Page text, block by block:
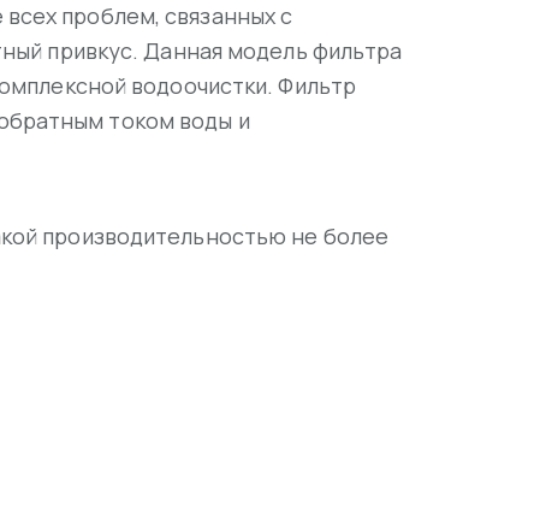
проблем, связанных с
привкус. Данная модель фильтра
водоочистки. Фильтр
током воды и
производительностью не более